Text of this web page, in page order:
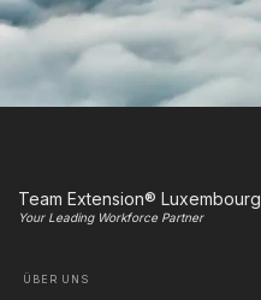
Team Extension® Luxembourg
Your Leading Workforce Partner
ÜBER UNS